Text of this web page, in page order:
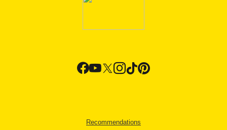
Recommendations